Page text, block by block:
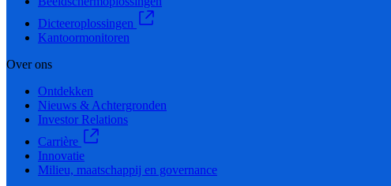
Dicteeroplossingen
Kantoormonitoren
Over ons
Ontdekken
Nieuws & Achtergronden
Investor Relations
Carrière
Innovatie
Milieu, maatschappij en governance